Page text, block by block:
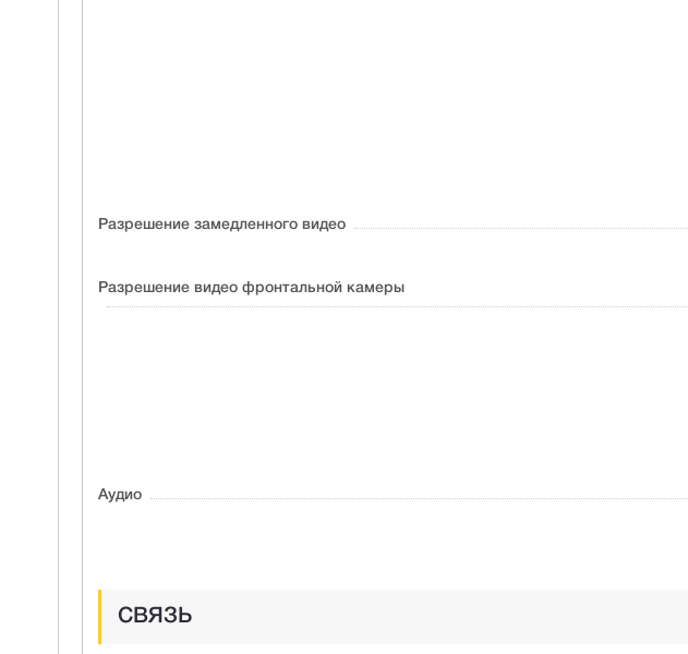
Разрешение замедленного видео
Разрешение видео фронтальной камеры
Аудио
СВЯЗЬ